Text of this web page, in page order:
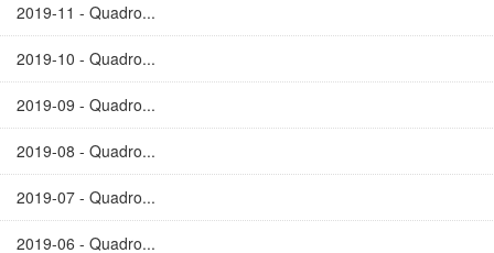
2019-11 - Quadro...
2019-10 - Quadro...
2019-09 - Quadro...
2019-08 - Quadro...
2019-07 - Quadro...
2019-06 - Quadro...